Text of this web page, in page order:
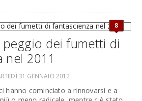
8
peggio dei fumetti di
nel 2011
31 GENNAIO 2012
hanno cominciato a rinnovarsi e a